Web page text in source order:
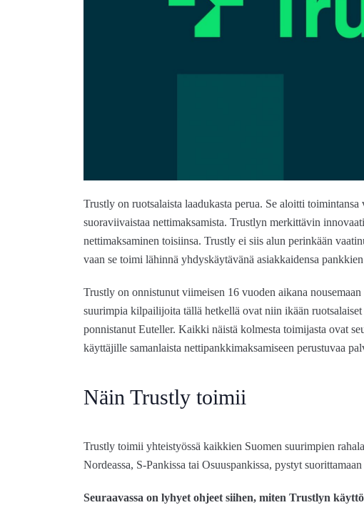
Trustly on ruotsalaista laadukasta perua. Se aloitti
suoraviivaistaa nettimaksamista. Trustlyn merkittävin
nettimaksaminen toisiinsa. Trustly ei siis alun perinkään
vaan se toimi lähinnä yhdyskäytävänä asiakkaidensa
Trustly on onnistunut viimeisen 16 vuoden aikana
suurimpia kilpailijoita tällä hetkellä ovat niin ikään
ponnistanut Euteller. Kaikki näistä kolmesta toimijasta ovat
käyttäjille samanlaista nettipankkimaksamiseen perustuvaa
Näin Trustly toimii
Trustly toimii yhteistyössä kaikkien Suomen suurimpien
Nordeassa, S-Pankissa tai Osuuspankissa, pystyt
Seuraavassa on lyhyet ohjeet siihen, miten Trustlyn